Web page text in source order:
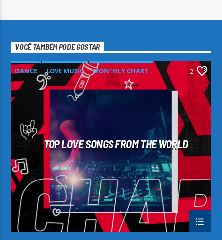
VOCÊ TAMBÉM PODE GOSTAR
DANCE LOVE MUSIC
MONTHLY CHART
SPRING CHART
2
TOP LOVE SONGS FROM THE WORLD